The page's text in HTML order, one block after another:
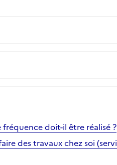
doit-il être réalisé ?
des travaux chez soi